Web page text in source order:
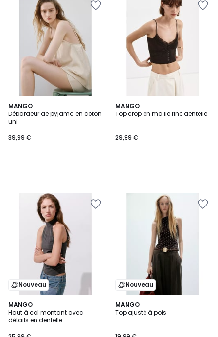
MANGO
Débardeur de pyjama en coton
uni
39,99 €
MANGO
Top crop en maille fine dentelle
29,99 €
Nouveau
MANGO
Haut à col montant avec
détails en dentelle
Nouveau
MANGO
Top ajusté à pois